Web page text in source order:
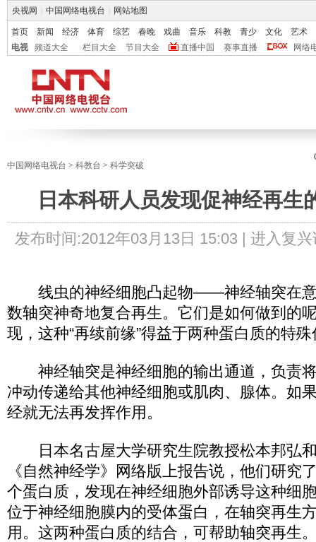
央视网 中国网络电视台 网站地图
首页 新闻 经济 体育 综艺 春晚 戏曲 音乐 科教 青少 文化
艺术
电视
频道大全 栏目大全 节目大全 直播中国 赛事直播 网络
中国网络电视台 > 科教台 > 科学突破
日本科研人员发现促神经再生
发布时间:2012年03月13日 15:03 | 进入复兴
线虫的神经细胞凸起物——神经轴突在意
数轴突神奇地复合再生。它们是如何做到的
现，这种“再续前缘”得益于两种蛋白质的特
神经轴突是神经细胞的输出通道，负责
冲动传递给其他神经细胞或肌肉、腺体。如
经就无法再发挥作用。
日本名古屋大学研究生院教授松本邦弘
《自然神经学》网络版上报告说，他们研究
个蛋白质，发现在神经细胞外部诱导这种细
位于神经细胞膜内的受体蛋白，在轴突再生
用。这两种蛋白质的结合，可帮助轴突再生